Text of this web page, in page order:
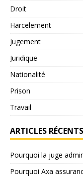
Droit
Harcelement
Jugement
Juridique
Nationalité
Prison
Travail
ARTICLES RÉCENTS
Pourquoi la juge
Pourquoi Axa